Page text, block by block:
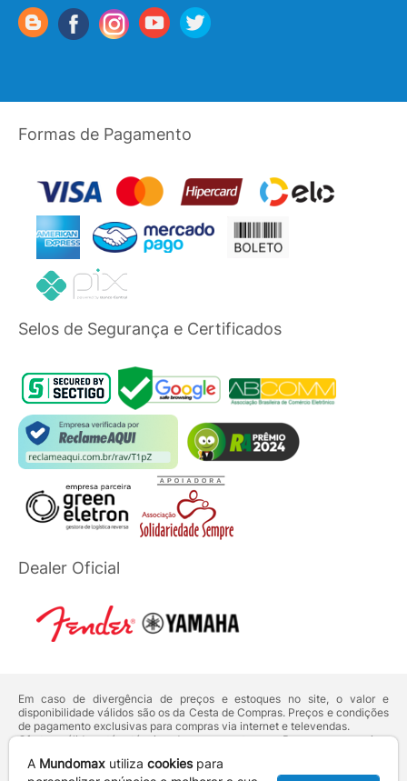
Formas de Pagamento
Selos de Segurança e Certificados
Dealer Oficial
Em caso de divergência de preços e estoques no site, o valor e
disponibilidade válidos são os da Cesta de Compras. Preços e condições
de pagamento exclusivas para compras via internet e televendas.
Ofertas válidas até o término de nossos estoques. Para compras acima
deVenda Corporativa.
A Mundomax utiliza cookiespara